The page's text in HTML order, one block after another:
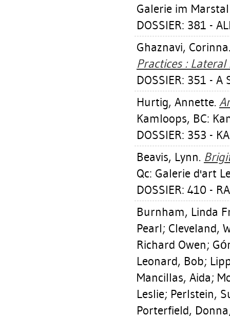
Galerie im
DOSSIER: 381 -
Ghaznavi, Corinna
Practices : Lateral
DOSSIER: 351 - A
Hurtig, Annette.
Kamloops, BC:
DOSSIER: 353 -
Beavis, Lynn.
Qc: Galerie d'art
DOSSIER: 410 -
Burnham, Linda
Pearl; Cleveland,
Richard Owen;
Leonard, Bob;
Mancillas, Aida;
Leslie; Perlstein,
Porterfield, Donna